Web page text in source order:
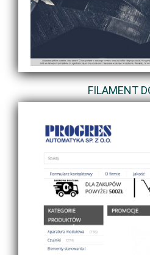
FILAMENT